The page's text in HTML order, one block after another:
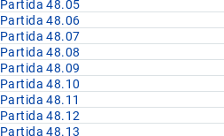
Partida 48.05
Partida 48.06
Partida 48.07
Partida 48.08
Partida 48.09
Partida 48.10
Partida 48.11
Partida 48.12
Partida 48.13